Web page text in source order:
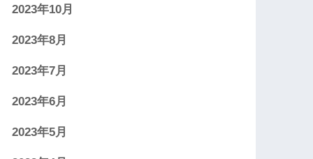
2023年10月
2023年8月
2023年7月
2023年6月
2023年5月